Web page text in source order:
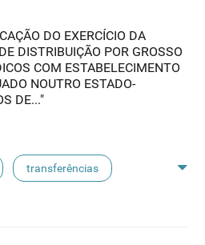
DO EXERCÍCIO DA
DISTRIBUIÇÃO POR GROSSO
COM ESTABELECIMENTO
NOUTRO ESTADO-
DE..."
transferências